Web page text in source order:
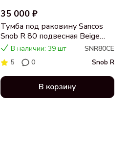
35 000 ₽
Тумба под раковину Sancos
Snob R 80 подвесная Beige
soft (капучино), SNR80CE
В наличии: 39 шт
SNR80CE
5
0 Snob R
В корзину